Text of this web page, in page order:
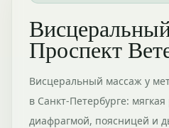
Проспект
Висцеральный массаж у
в Санкт-Петербурге:
диафрагмой, поясницей и